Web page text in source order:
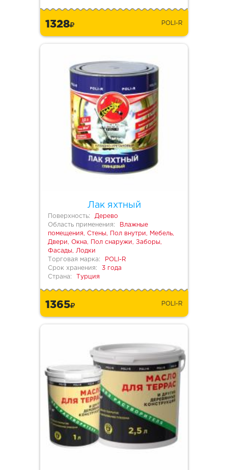
1328 POLI-R
Лак яхтный
Поверхность:
Дерево
Область применения:
Влажные
помещения, Стены, Пол внутри, Мебель,
Двери, Окна, Пол снаружи, Заборы,
Фасады, Лодки
Торговая марка:
POLI-R
Срок хранения:
3 года
Страна:
Турция
1365 POLI-R